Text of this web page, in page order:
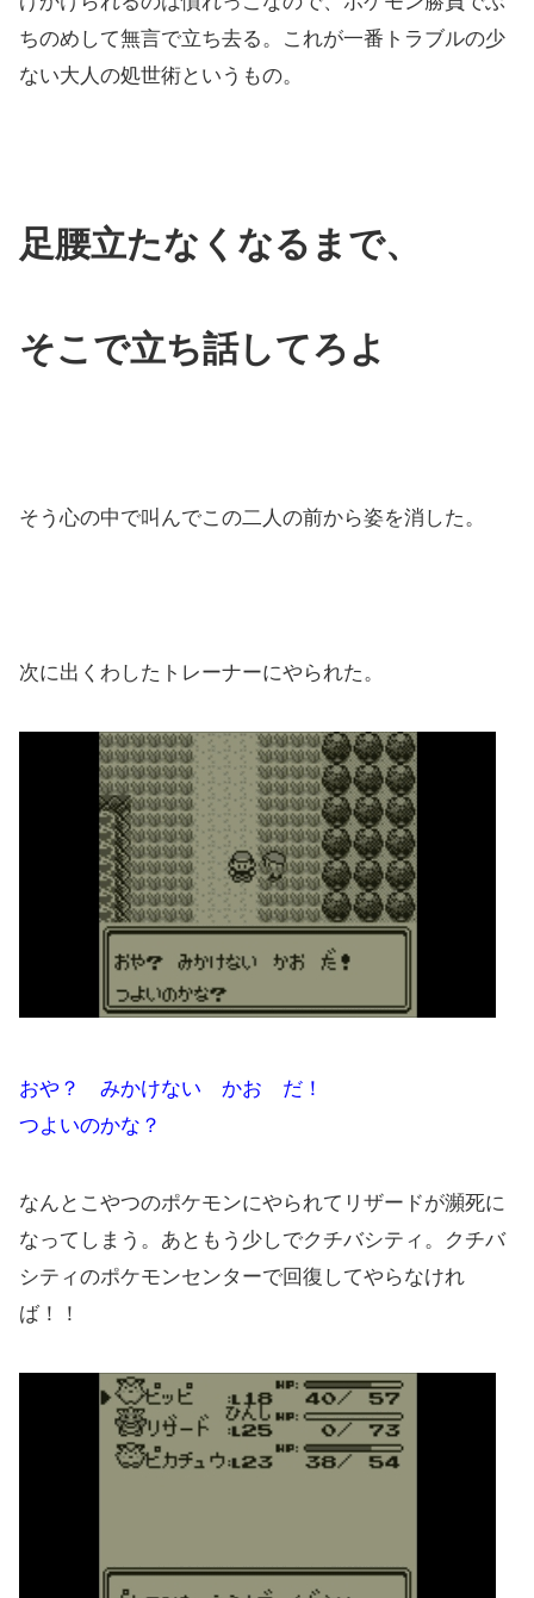
ちのめして無言で立ち去る。これが一番トラブルの少
ない大人の処世術というもの。
足腰立たなくなるまで、
そこで立ち話してろよ
そう心の中で叫んでこの二人の前から姿を消した。
次に出くわしたトレーナーにやられた。
おや？ みかけない かお だ！
つよいのかな？
なんとこやつのポケモンにやられてリザードが瀕死に
なってしまう。あともう少しでクチバシティ。クチバ
シティのポケモンセンターで回復してやらなけれ
ば！！